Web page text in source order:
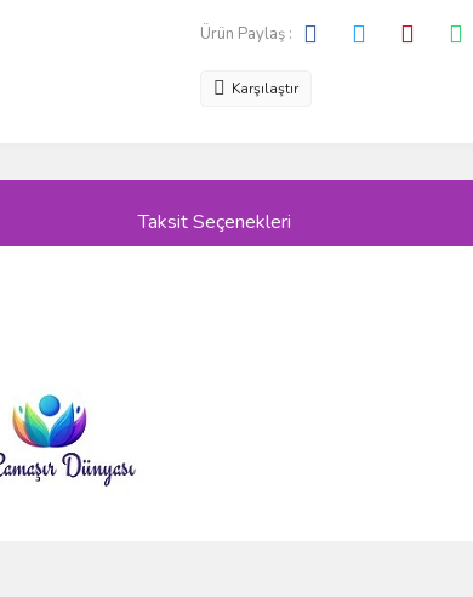
Ürün Paylaş :
Karşılaştır
Taksit Seçenekleri